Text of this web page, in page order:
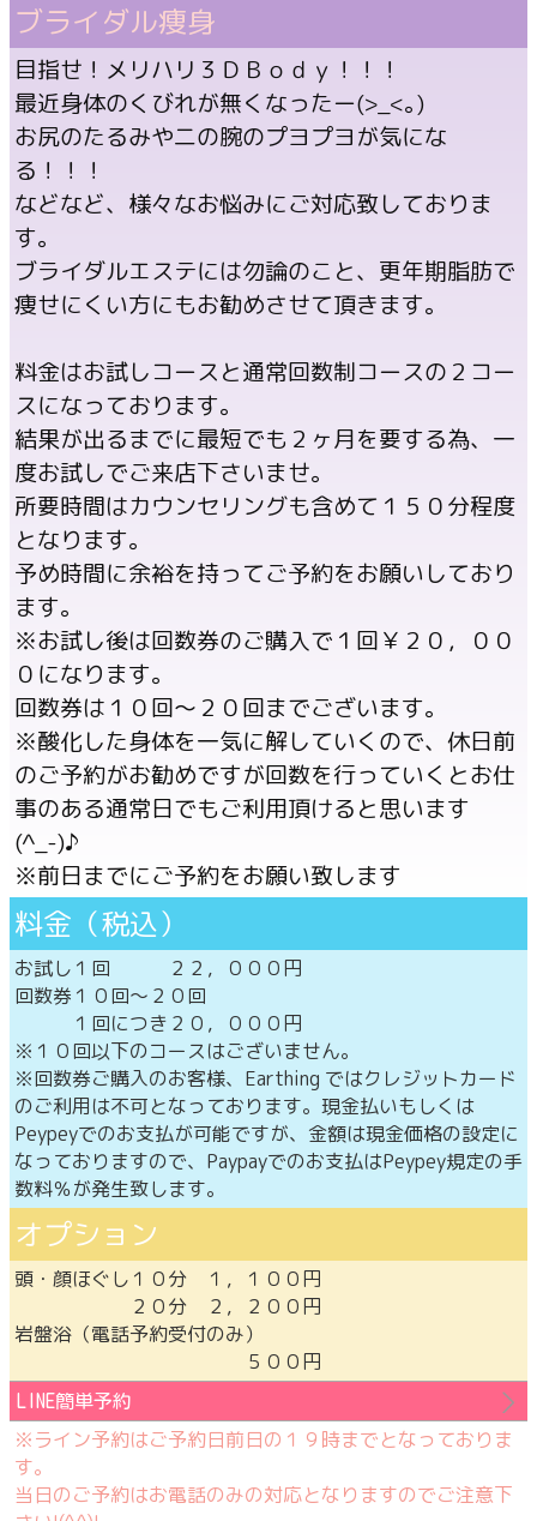
ブライダル痩身
目指せ！メリハリ３ＤＢｏｄｙ！！！
最近身体のくびれが無くなったー(>_<｡)
お尻のたるみや二の腕のプヨプヨが気にな
る！！！
などなど、様々なお悩みにご対応致しておりま
す。
ブライダルエステには勿論のこと、更年期脂肪で
痩せにくい方にもお勧めさせて頂きます。
料金はお試しコースと通常回数制コースの２コー
スになっております。
結果が出るまでに最短でも２ヶ月を要する為、一
度お試しでご来店下さいませ。
所要時間はカウンセリングも含めて１５０分程度
となります。
予め時間に余裕を持ってご予約をお願いしており
ます。
※お試し後は回数券のご購入で１回￥２０，００
０になります。
回数券は１０回～２０回までございます。
※酸化した身体を一気に解していくので、休日前
のご予約がお勧めですが回数を行っていくとお仕
事のある通常日でもご利用頂けると思います
(^_-)♪
※前日までにご予約をお願い致します
料金（税込）
お試し１回 ２２，０００円
回数券１０回～２０回
１回につき２０，０００円
※１０回以下のコースはございません。
※回数券ご購入のお客様、Earthing ではクレジットカード
のご利用は不可となっております。現金払いもしくは
Peypeyでのお支払が可能ですが、金額は現金価格の設定に
なっておりますので、Paypayでのお支払はPeypey規定の手
数料％が発生致します。
オプション
頭・顔ほぐし１０分 １，１００円
２０分 ２，２００円
岩盤浴（電話予約受付のみ）
５００円
LINE簡単予約
※ライン予約はご予約日前日の１９時までとなっておりま
す。
当日のご予約はお電話のみの対応となりますのでご注意下